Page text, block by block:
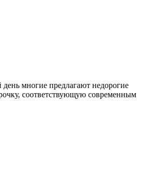
многие предлагают недорогие
соответствующую современным